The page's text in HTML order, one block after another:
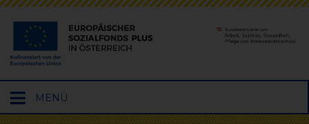
Hauptmenü
öffnen
MENÜ